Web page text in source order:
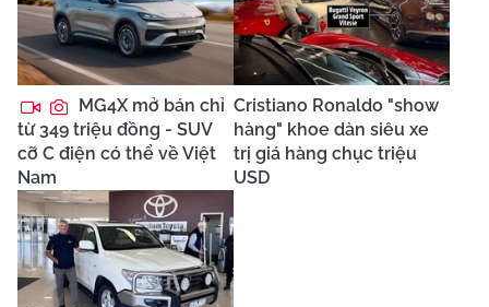
MG4X mở bán chỉ
từ 349 triệu đồng - SUV
cỡ C điện có thể về Việt
Nam
Cristiano Ronaldo "show
hàng" khoe dàn siêu xe
trị giá hàng chục triệu
USD